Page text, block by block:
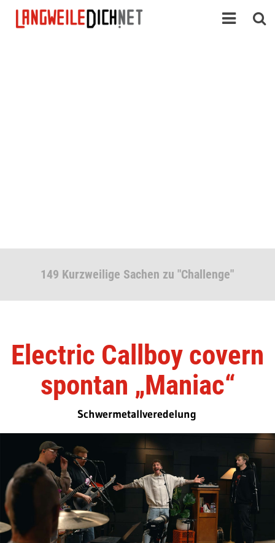
149 Kurzweilige Sachen zu "Challenge"
Electric Callboy covern
spontan „Maniac“
Schwermetallveredelung